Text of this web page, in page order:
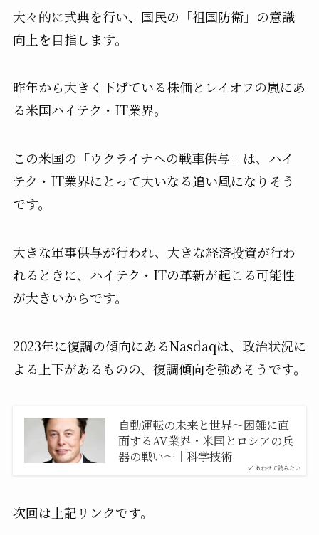
大々的に式典を行い、国民の「祖国防衛」の意識
向上を目指します。
昨年から大きく下げている株価とレイオフの嵐にあ
る米国ハイテク・IT業界。
この米国の「ウクライナへの戦車供与」は、ハイ
テク・IT業界にとって大いなる追い風になりそう
です。
大きな軍事供与が行われ、大きな経済投資が行わ
れるときに、ハイテク・ITの革新が起こる可能性
が大きいからです。
2023年に復調の傾向にあるNasdaqは、政治状況に
よる上下があるものの、復調傾向を強めそうです。
あわせて読みたい
自動運転の未来と世界〜困難に直
面するAV業界・米国とロシアの兵
器の戦い〜｜科学技術
次回は上記リンクです。